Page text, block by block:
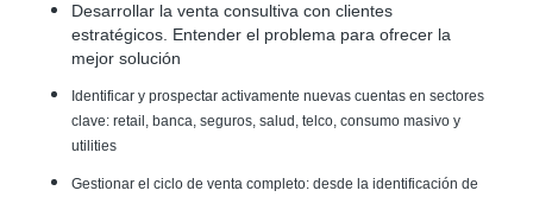
Desarrollar la venta consultiva con clientes
estratégicos. Entender el problema para ofrecer la
mejor solución
Identificar y prospectar activamente nuevas cuentas en sectores
clave: retail, banca, seguros, salud, telco, consumo masivo y
utilities
Gestionar el ciclo de venta completo: desde la identificación de